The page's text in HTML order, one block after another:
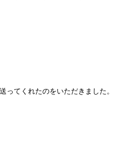
ってくれたのをいただきました。